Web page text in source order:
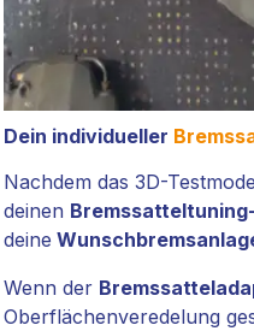
Dein individueller
Nachdem das 3D-
deinen Bremssatteltuning-
deine
Wenn der
Oberflächenveredelung